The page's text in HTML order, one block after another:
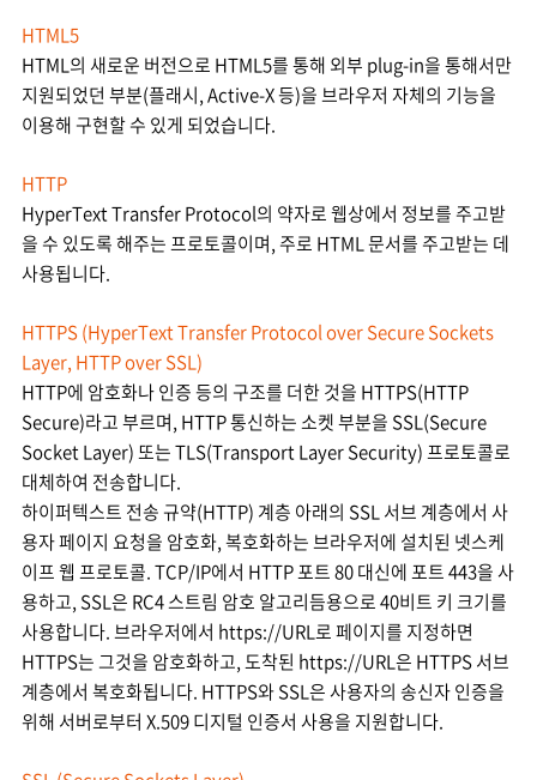
HTML5
HTML의 새로운 버전으로 HTML5를 통해 외부 plug-in을 통해서만
지원되었던 부분(플래시, Active-X 등)을 브라우저 자체의 기능을
이용해 구현할 수 있게 되었습니다.
HTTP
HyperText Transfer Protocol의 약자로 웹상에서 정보를 주고받
을 수 있도록 해주는 프로토콜이며, 주로 HTML 문서를 주고받는 데
사용됩니다.
HTTPS (HyperText Transfer Protocol over Secure Sockets
Layer, HTTP over SSL)
HTTP에 암호화나 인증 등의 구조를 더한 것을 HTTPS(HTTP
Secure)라고 부르며, HTTP 통신하는 소켓 부분을 SSL(Secure
Socket Layer) 또는 TLS(Transport Layer Security) 프로토콜로
대체하여 전송합니다.
하이퍼텍스트 전송 규약(HTTP) 계층 아래의 SSL 서브 계층에서 사
용자 페이지 요청을 암호화, 복호화하는 브라우저에 설치된 넷스케
이프 웹 프로토콜. TCP/IP에서 HTTP 포트 80 대신에 포트 443을 사
용하고, SSL은 RC4 스트림 암호 알고리듬용으로 40비트 키 크기를
사용합니다. 브라우저에서 https://URL로 페이지를 지정하면
HTTPS는 그것을 암호화하고, 도착된 https://URL은 HTTPS 서브
계층에서 복호화됩니다. HTTPS와 SSL은 사용자의 송신자 인증을
위해 서버로부터 X.509 디지털 인증서 사용을 지원합니다.